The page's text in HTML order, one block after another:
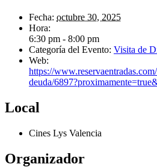
Fecha: octubre 30, 2025
Hora:
6:30 pm - 8:00 pm
Categoría del Evento: Visita de
Web:
https://
deuda/
Local
Cines Lys Valencia
Organizador